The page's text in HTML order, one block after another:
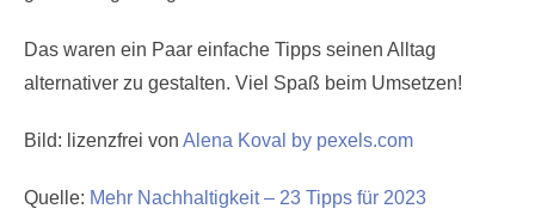
Das waren ein Paar einfache Tipps seinen Alltag
alternativer zu gestalten. Viel Spaß beim Umsetzen!
Bild: lizenzfrei von Alena Koval by pexels.com
Quelle: Mehr Nachhaltigkeit – 23 Tipps für 2023